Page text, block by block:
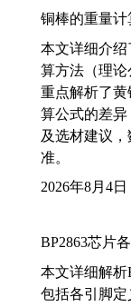
铜棒的重量
本文详细介
算方法（理论
重点解析了黄
算公式的差
及选材建议，
准。
2026年8月4日
BP2863芯片
本文详细解析
包括各引脚